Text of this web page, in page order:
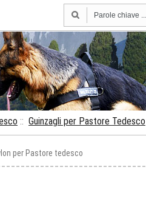
:: Guinzagli per Pastore Tedesco
per Pastore tedesco